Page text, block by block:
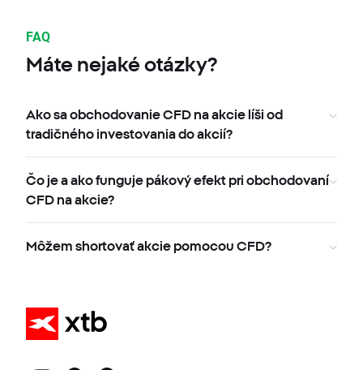
FAQ
Máte nejaké otázky?
Ako sa obchodovanie CFD na akcie líši od
tradičného investovania do akcií?
Čo je a ako funguje pákový efekt pri obchodovaní
CFD na akcie?
Môžem shortovať akcie pomocou CFD?